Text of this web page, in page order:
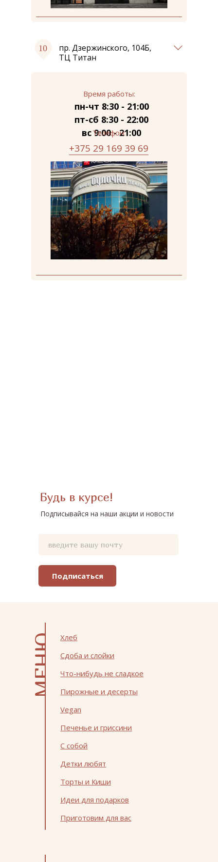
пр. Дзержинского, 104Б,
ТЦ Титан
пн-чт 8:30 - 21:00
пт-сб 8:30 - 22:00
вс 9:00 - 21:00
Время работы:
+375 29 169 39 69
Телефон:
Подписаться
Будь в курсе!
Подписывайся на наши акции и новости
МЕНЮ
Хлеб
Сдоба и слойки
Что-нибудь не сладкое
Пирожные и десерты
Торты и Киши
Печенье и гриссини
С собой
Детки любят
Vegan
Идеи для подарков
Приготовим для вас